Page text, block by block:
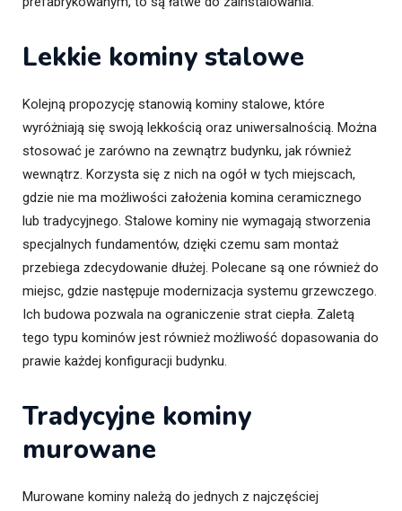
Lekkie kominy stalowe
Kolejną propozycję stanowią kominy stalowe, które
wyróżniają się swoją lekkością oraz uniwersalnością. Można
stosować je zarówno na zewnątrz budynku, jak również
wewnątrz. Korzysta się z nich na ogół w tych miejscach,
gdzie nie ma możliwości założenia komina ceramicznego
lub tradycyjnego. Stalowe kominy nie wymagają stworzenia
specjalnych fundamentów, dzięki czemu sam montaż
przebiega zdecydowanie dłużej. Polecane są one również do
miejsc, gdzie następuje modernizacja systemu grzewczego.
Ich budowa pozwala na ograniczenie strat ciepła. Zaletą
tego typu kominów jest również możliwość dopasowania do
prawie każdej konfiguracji budynku.
Tradycyjne kominy
murowane
Murowane kominy należą do jednych z najczęściej